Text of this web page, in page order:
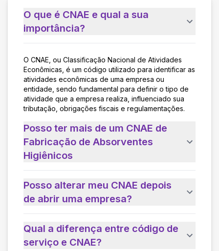
O que é CNAE e qual a sua
importância?
O CNAE, ou Classificação Nacional de Atividades
Econômicas, é um código utilizado para identificar as
atividades econômicas de uma empresa ou
entidade, sendo fundamental para definir o tipo de
atividade que a empresa realiza, influenciado sua
tributação, obrigações fiscais e regulamentações.
Posso ter mais de um CNAE de
Fabricação de Absorventes
Higiênicos
Posso alterar meu CNAE depois
de abrir uma empresa?
Qual a diferença entre código de
serviço e CNAE?